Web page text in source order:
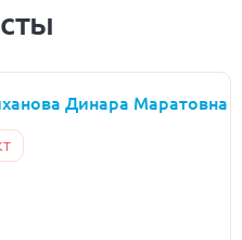
Динара Маратовна